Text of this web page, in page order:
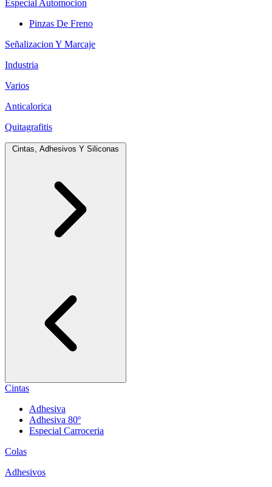
Especial Automocion
Pinzas De Freno
Señalizacion Y Marcaje
Industria
Varios
Anticalorica
Quitagrafitis
Cintas, Adhesivos Y Siliconas
Cintas
Adhesiva
Adhesiva 80º
Especial Carroceria
Colas
Adhesivos